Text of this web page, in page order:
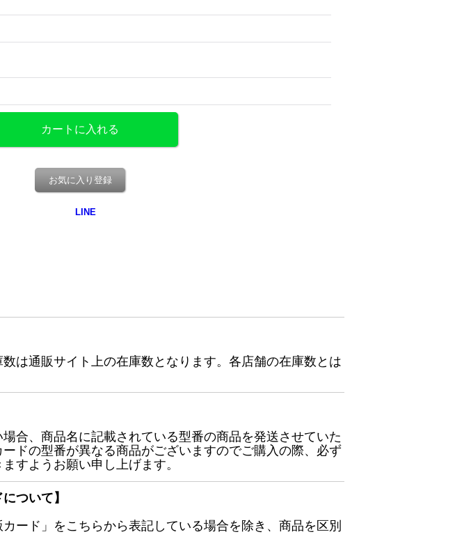
お気に入り登録
は通販サイト上の在庫数となります。各店舗の在庫数とは
合、商品名に記載されている型番の商品を発送させていた
ドの型番が異なる商品がございますのでご購入の際、必ず
すようお願い申し上げます。
ついて】
ード」をこちらから表記している場合を除き、商品を区別